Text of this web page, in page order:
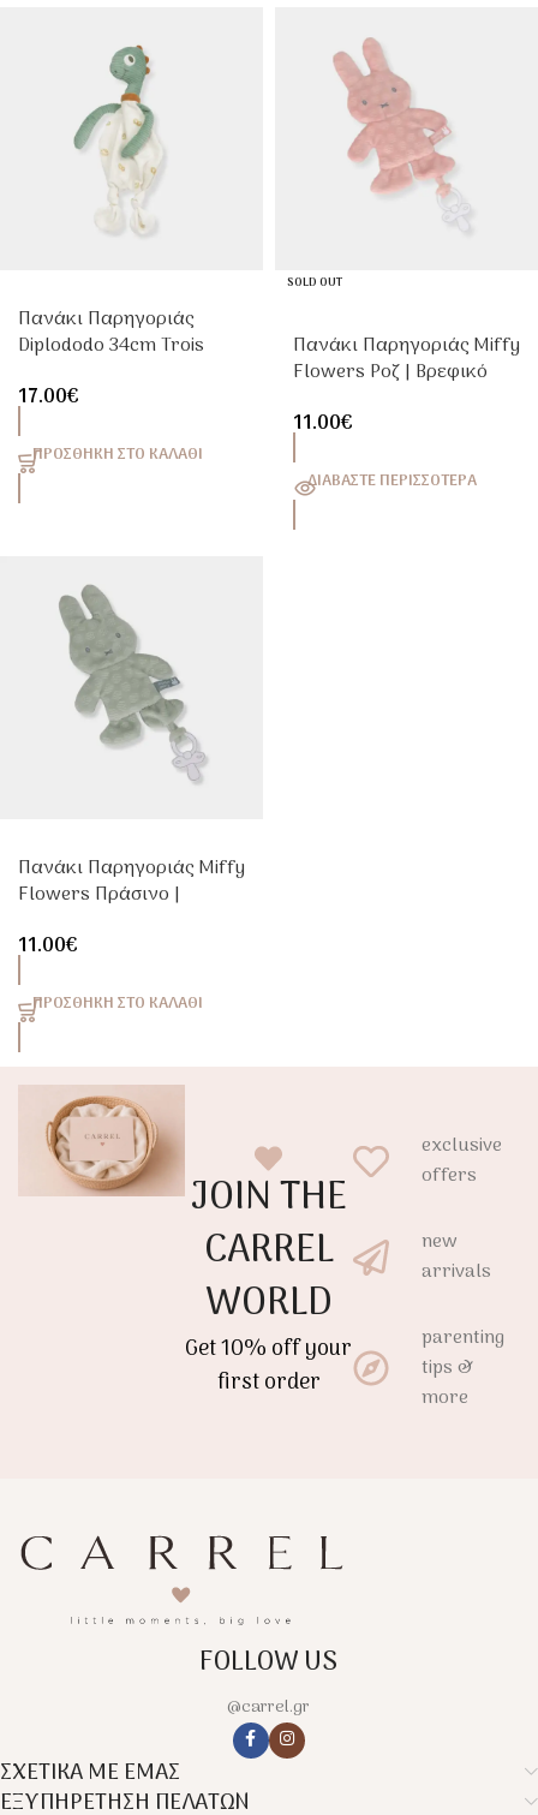
Πανάκι Παρηγοριάς
Diplododo 34cm Trois
17.00€
ΠΡΟΣΘΉΚΗ ΣΤΟ ΚΑΛΆΘΙ
SOLD OUT
Πανάκι Παρηγοριάς Miffy
Flowers Ροζ | Βρεφικό
11.00€
ΔΙΑΒΆΣΤΕ ΠΕΡΙΣΣΌΤΕΡΑ
Πανάκι Παρηγοριάς Miffy
Flowers Πράσινο |
Αγκαλιάς
11.00€
ΠΡΟΣΘΉΚΗ ΣΤΟ ΚΑΛΆΘΙ
JOIN THE
CARREL
WORLD
Get 10% off your
first order
exclusive
offers
new
arrivals
parenting
tips &
more
FOLLOW US
@carrel.gr
ΣΧΕΤΙΚΑ ΜΕ ΕΜΑΣ
ΕΞΥΠΗΡΕΤΗΣΗ ΠΕΛΑΤΩΝ